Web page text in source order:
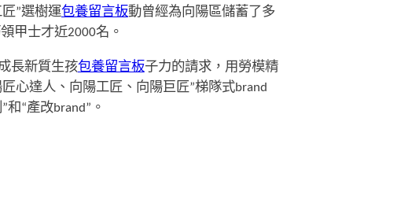
”選樹運包養留言板動曾經為向陽區儲蓄了多
甲士才近2000名。
長新質生孩包養留言板子力的請求，用勞模精
心達人、向陽工匠、向陽巨匠”梯隊式brand
“產改brand”。